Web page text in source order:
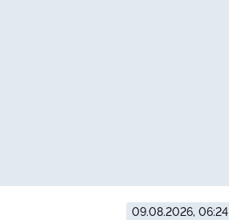
09.08.2026, 06:24